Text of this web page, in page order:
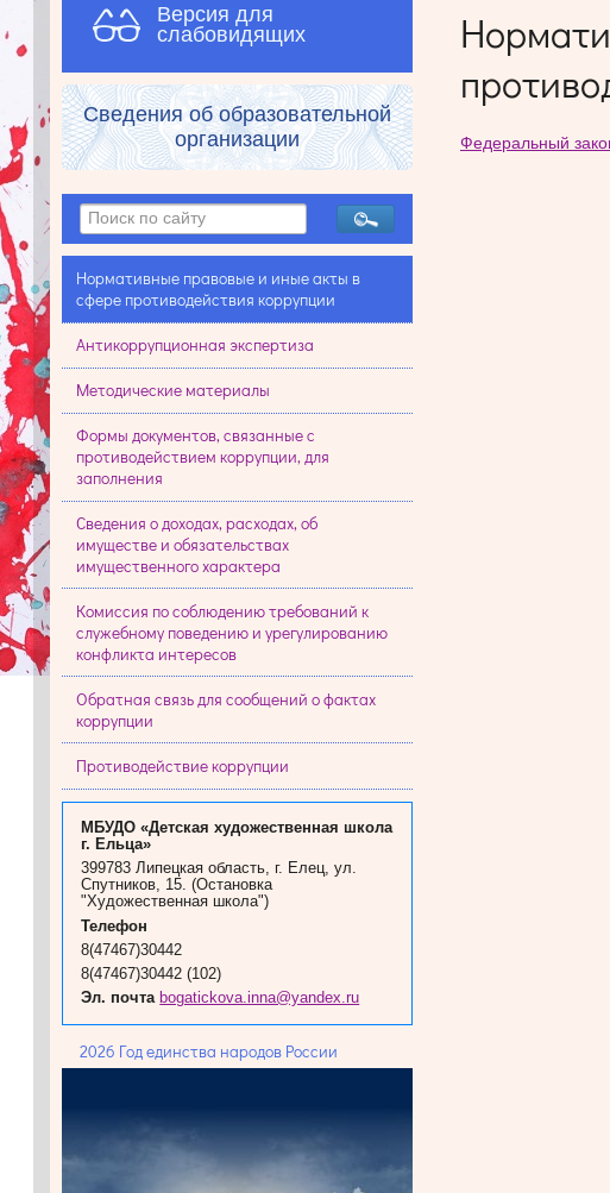
Версия для
слабовидящих
Сведения об образовательной
организации
Нормативные правовые и иные акты в
сфере противодействия коррупции
Антикоррупционная экспертиза
Методические материалы
Формы документов, связанные с
противодействием коррупции, для
заполнения
Сведения о доходах, расходах, об
имуществе и обязательствах
имущественного характера
Комиссия по соблюдению требований к
служебному поведению и урегулированию
конфликта интересов
Обратная связь для сообщений о фактах
коррупции
Противодействие коррупции
МБУДО «Детская художественная школа
г. Ельца»
399783 Липецкая область, г. Елец, ул.
Спутников, 15. (Остановка
"Художественная школа")
Телефон
8(47467)30442
8(47467)30442 (102)
Эл. почта bogatickova.inna@yandex.ru
2026 Год единства народов России
Федеральный